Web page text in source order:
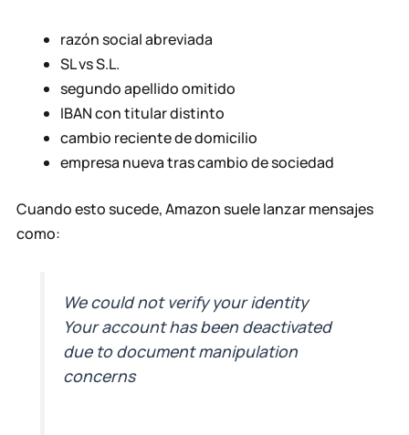
razón social abreviada
SL vs S.L.
segundo apellido omitido
IBAN con titular distinto
cambio reciente de domicilio
empresa nueva tras cambio de sociedad
Cuando esto sucede, Amazon suele lanzar mensajes
como:
We could not verify your identity
Your account has been deactivated
due to document manipulation
concerns